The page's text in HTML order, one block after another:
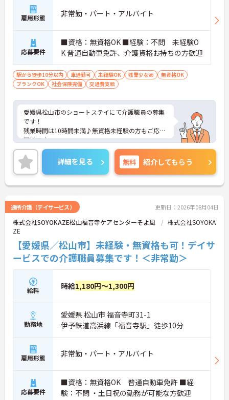
雇用形態 非常勤・パート・アルバイト
応募要件
■資格：無資格OK ■経験：不問 未経験O
K 普通自動車免許、介護資格お持ちの方歓迎
駅から徒歩10分以内 車通勤可 未経験OK 残業少なめ
無資格OK
ブランクOK
社会保険完備 交通費支給
愛媛県松山市のショートステイにて介護職員の募集
です！
残業時間は10時間未満♪無資格未経験の方もご応募
可能です。
寸志もあり頑張りが評価される環境です♪
ご興味ある方には、面接対策ポイントなど、詳細を
お話しいたしますのでお気軽にご相談ください。
詳細を見る 無料 紹介してもらう
通所介護（デイサービス） 更新日：2026年08月04日
株式会社SOYOKAZE松山福音寺ケアセンターそよ風
株式会社SOYOKA
ZE
【愛媛県／松山市】未経験・無資格も可！デイサ
ービスでの介護職員募集です！＜非常勤＞
給料 時給1,180円～1,300円
勤務地
愛媛県 松山市 福音寺町31-1
伊予鉄道高浜線「福音寺駅」徒歩10分
雇用形態 非常勤・パート・アルバイト
応募要件
■資格：無資格OK 普通自動車免許 ■経
験：不問 ・土日祝の勤務が可能な方歓迎